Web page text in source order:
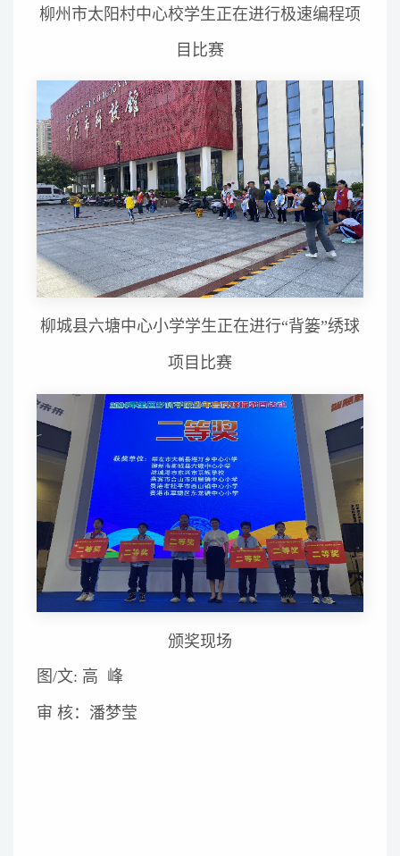
柳州市太阳村中心校学生正在进行极速编程项
目比赛
柳城县六塘中心小学学生正在进行“背篓”绣球
项目比赛
颁奖现场
图/文: 高 峰
审 核：潘梦莹